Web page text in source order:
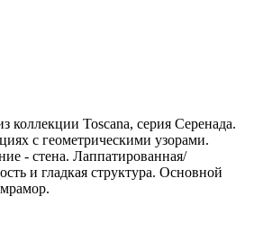
коллекции Toscana, серия Серенада.
с геометрическими узорами.
- стена. Лаппатированная/
и гладкая структура. Основной